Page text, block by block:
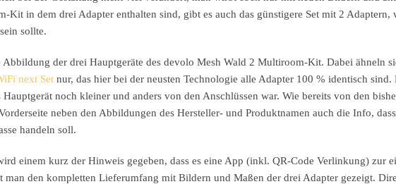
Kit in dem drei Adapter enthalten sind, gibt es auch das günstigere Set mit 2 Adaptern,
sollte.
der drei Hauptgeräte des devolo Mesh Wald 2 Multiroom-Kit. Dabei ähneln
next Set nur, das hier bei der neusten Technologie alle Adapter 100 % identisch
noch kleiner und anders von den Anschlüssen war. Wie bereits von den
neben den Abbildungen des Hersteller- und Produktnamen auch die Info,
handeln soll.
einem kurz der Hinweis gegeben, dass es eine App (inkl. QR-Code Verlinkung) zur
man den kompletten Lieferumfang mit Bildern und Maßen der drei Adapter gezeigt.